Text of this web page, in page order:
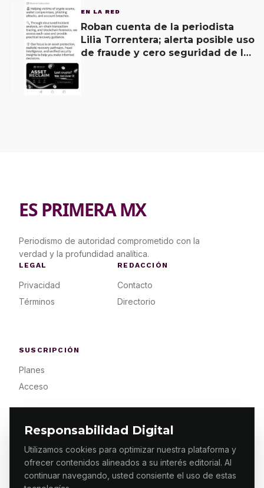
Responsabilidad Digital
Utilizamos cookies para optimizar nuestra plataforma y
ofrecer contenidos alineados a su interés editorial. Al
continuar navegando, usted consiente el uso de estas
EN LA RED
Roban cuenta de la periodista
Lilia Torrentera; alerta posible uso
de fraude y cero seguridad de la
ES PRIMERA MX
Periodismo de autoridad comprometido con la
verdad y la profundidad analítica.
LEGAL
Privacidad
Términos
REDACCIÓN
Contacto
Directorio
SUSCRIPCIÓN
Planes
Acceso
© 2026 ES PRIMERA MX. ALGUNOS DERECHOS
RESERVADOS / DESIGNMAKING.MX